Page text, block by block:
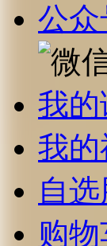
公众
我的
我的
自选
购物